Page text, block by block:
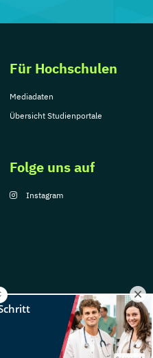
Für Hochschulen
Mediadaten
Übersicht Studienportale
Folge uns auf
Instagram
Nutzungsbedingungen